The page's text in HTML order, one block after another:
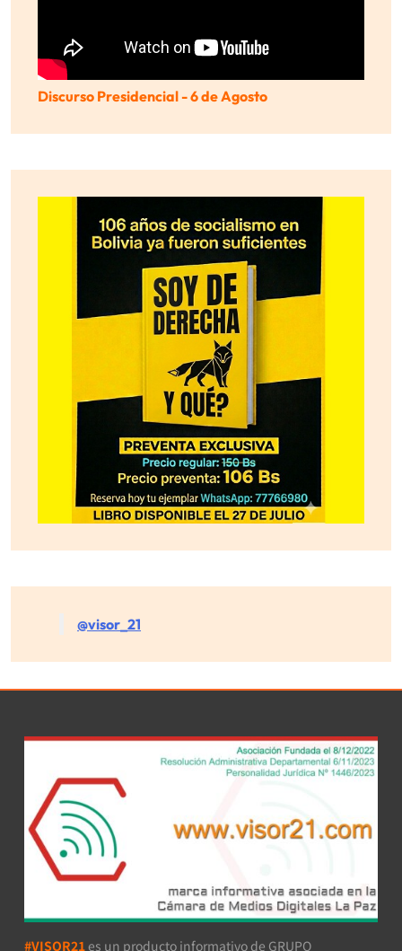
Discurso Presidencial - 6 de Agosto
@visor_21
#VISOR21 es un producto informativo de GRUPO